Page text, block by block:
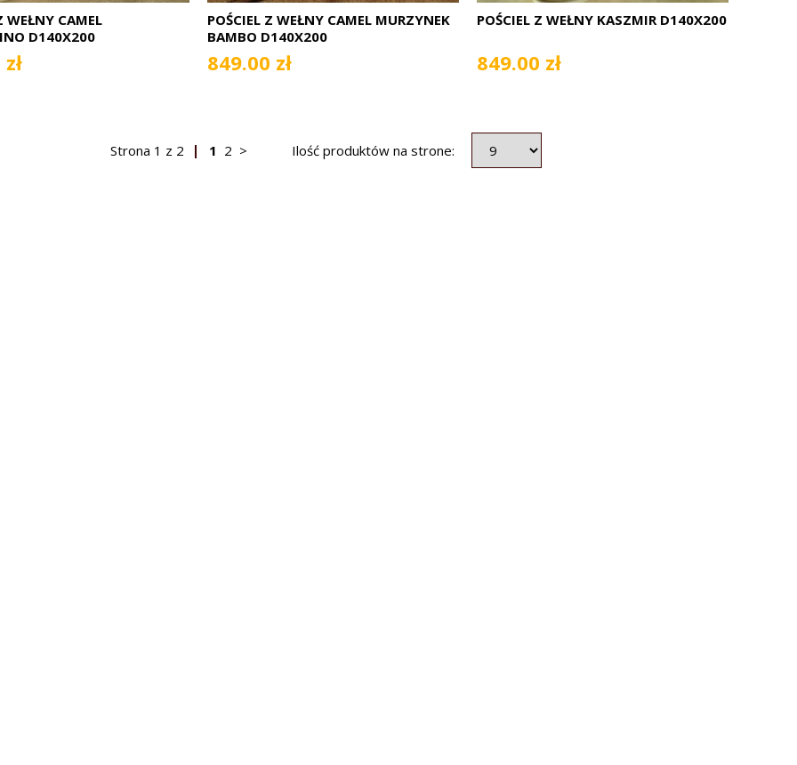
WEŁNY CAMEL
D140X200
POŚCIEL Z WEŁNY CAMEL MURZYNEK
BAMBO D140X200
849.00 zł
POŚCIEL Z WEŁNY KASZMIR D140X200
849.00 zł
Strona 1 z 2 1 2 > Ilość produktów na strone: